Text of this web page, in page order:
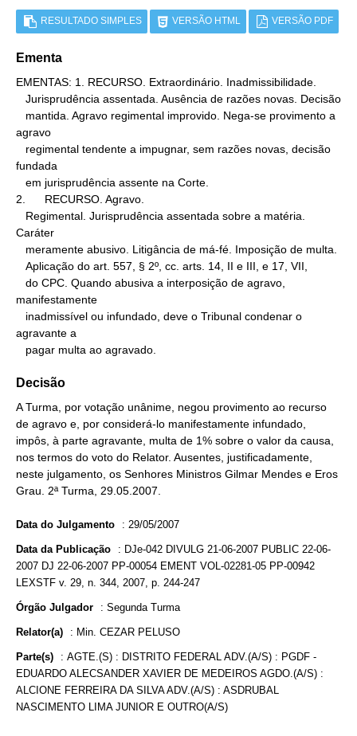
RESULTADO SIMPLES VERSÃO HTML VERSÃO PDF
Ementa
EMENTAS: 1. RECURSO. Extraordinário. Inadmissibilidade.
agravo
fundada
2.      RECURSO. Agravo.
Caráter
manifestamente
agravante a
   pagar multa ao agravado.
Decisão
A Turma, por votação unânime, negou provimento ao recurso
de agravo e, por considerá-lo manifestamente infundado,
impôs, à parte agravante, multa de 1% sobre o valor da causa,
nos termos do voto do Relator. Ausentes, justificadamente,
neste julgamento, os Senhores Ministros Gilmar Mendes e Eros
Grau. 2ª Turma, 29.05.2007.
Data do Julgamento : 29/05/2007
Data da Publicação : DJe-042 DIVULG 21-06-2007 PUBLIC 22-06-
2007 DJ 22-06-2007 PP-00054 EMENT VOL-02281-05 PP-00942
LEXSTF v. 29, n. 344, 2007, p. 244-247
Órgão Julgador : Segunda Turma
Relator(a) : Min. CEZAR PELUSO
Parte(s) : AGTE.(S) : DISTRITO FEDERAL ADV.(A/S) : PGDF -
EDUARDO ALECSANDER XAVIER DE MEDEIROS AGDO.(A/S) :
ALCIONE FERREIRA DA SILVA ADV.(A/S) : ASDRUBAL
NASCIMENTO LIMA JUNIOR E OUTRO(A/S)